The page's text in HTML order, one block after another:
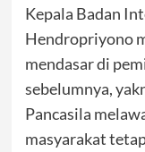
Kepala Badan
Hendropriyono
mendasar di
sebelumnya,
Pancasila
masyarakat